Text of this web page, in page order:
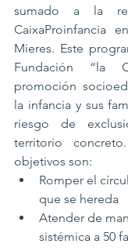
sumado a la
CaixaProinfancia
Mieres. Este
Fundación “la
promoción
la infancia y sus
riesgo de
territorio
objetivos son:
Romper el
que se hereda
Atender de
sistémica a 50